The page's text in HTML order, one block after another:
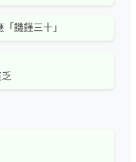
饑饉三十」